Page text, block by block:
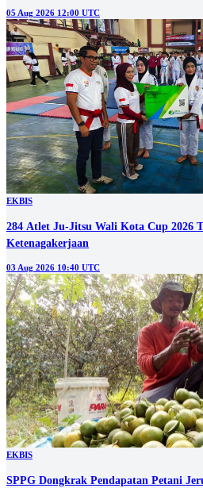
05 Aug 2026 12:00 UTC
EKBIS
284 Atlet Ju-Jitsu Wali Kota Cup 2026
Ketenagakerjaan
03 Aug 2026 10:40 UTC
EKBIS
SPPG Dongkrak Pendapatan Petani